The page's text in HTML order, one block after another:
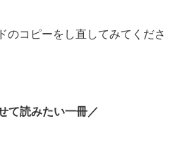
のコピーをし直してみてくださ
て読みたい一冊／